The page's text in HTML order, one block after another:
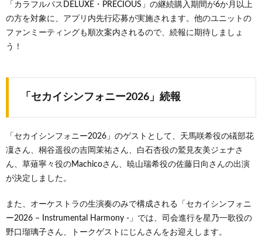
「カラフルパスDELUXE・PRECIOUS」の継続購入期間が6か月以上
の方を対象に、アプリ内先行応募が実施されます。他のユニットの
ファンミーティングも順次案内されるので、続報に期待しましょ
う！
「セカイシンフォニー2026」続報
「セカイシンフォニー2026」のゲストとして、天馬咲希役の礒部花
凜さん、桐谷遥役の吉岡茉祐さん、白石杏役の鷲見友美ジェナさ
ん、草薙寧々役のMachicoさん、暁山瑞希役の佐藤日向さんの出演
が決定しました。
また、オーケストラの生演奏のみで構成される「セカイシンフォニ
ー2026 – Instrumental Harmony -」では、司会進行を星乃一歌役の
野口瑠璃子さん、トークゲストにじんさんをお迎えします。